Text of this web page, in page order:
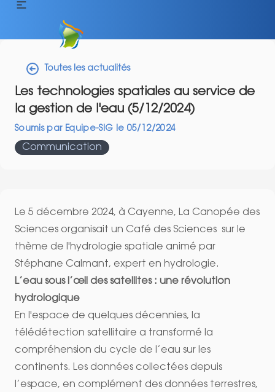
Toutes les actualités
Les technologies spatiales au service de
la gestion de l'eau (5/12/2024)
Soumis par Equipe-SIG le 05/12/2024
Communication
Le 5 décembre 2024, à Cayenne, La Canopée des
Sciences organisait un Café des Sciences sur le
thème de l'hydrologie spatiale animé par
Stéphane Calmant, expert en hydrologie.
L’eau sous l’œil des satellites : une révolution
hydrologique
En l'espace de quelques décennies, la
télédétection satellitaire a transformé la
compréhension du cycle de l’eau sur les
continents. Les données collectées depuis
l’espace, en complément des données terrestres,